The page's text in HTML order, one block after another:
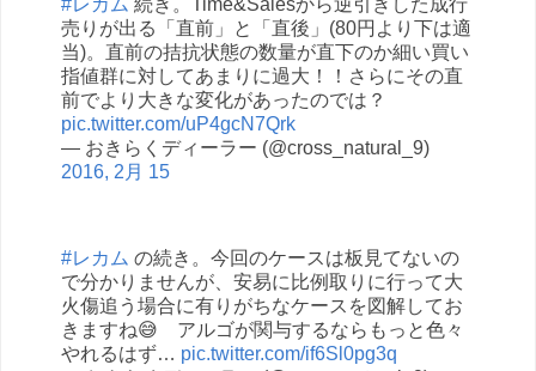
#レカム 続き。Time&Salesから逆引きした成行
売りが出る「直前」と「直後」(80円より下は適
当)。直前の拮抗状態の数量が直下のか細い買い
指値群に対してあまりに過大！！さらにその直
前でより大きな変化があったのでは？
pic.twitter.com/uP4gcN7Qrk
— おきらくディーラー (@cross_natural_9)
2016, 2月 15
#レカム の続き。今回のケースは板見てないの
で分かりませんが、安易に比例取りに行って大
火傷追う場合に有りがちなケースを図解してお
きますね😅 アルゴが関与するならもっと色々
やれるはず… pic.twitter.com/if6Sl0pg3q